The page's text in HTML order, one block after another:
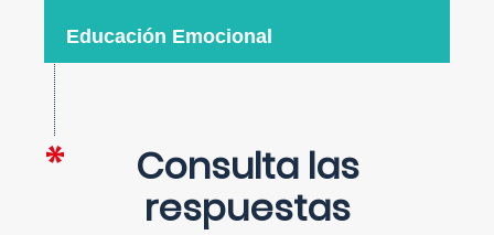
Educación Emocional
Consulta las
respuestas